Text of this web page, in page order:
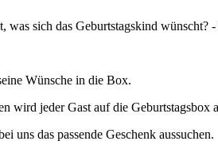
sich das Geburtstagskind wünscht?
Wünsche in die Box.
wird jeder Gast auf die Geburtstagsbox
uns das passende Geschenk aussuchen.